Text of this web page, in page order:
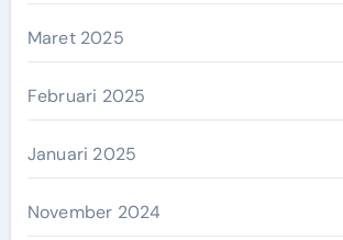
Maret 2025
Februari 2025
Januari 2025
November 2024